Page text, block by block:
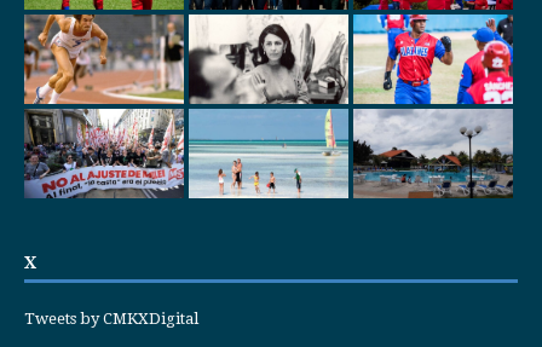
X
Tweets by CMKXDigital